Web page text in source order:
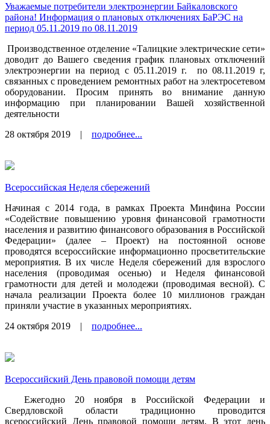
Уважаемые потребители электроэнергии Байкаловского
района! Информация о плановых отключениях БаРЭС на
период 05.11.2019 по 08.11.2019
Производственное отделение «Талицкие электрические сети»
доводит до Вашего сведения график плановых отключений
электроэнергии на период с 05.11.2019 г. по 08.11.2019 г,
связанных с проведением ремонтных работ на электросетевом
оборудовании. Просим принять во внимание данную
информацию при планировании Вашей хозяйственной
деятельности
28 октября 2019 | подробнее...
Всероссийская Неделя сбережений
Начиная с 2014 года, в рамках Проекта Минфина России
«Содействие повышению уровня финансовой грамотности
населения и развитию финансового образования в Российской
Федерации» (далее – Проект) на постоянной основе
проводятся всероссийские информационно просветительские
мероприятия. В их числе Неделя сбережений для взрослого
населения (проводимая осенью) и Неделя финансовой
грамотности для детей и молодежи (проводимая весной). С
начала реализации Проекта более 10 миллионов граждан
приняли участие в указанных мероприятиях.
24 октября 2019 | подробнее...
Всероссийский День правовой помощи детям
Ежегодно 20 ноября в Российской Федерации и
Свердловской области традиционно проводится
всероссийский День правовой помощи детям. В этот день